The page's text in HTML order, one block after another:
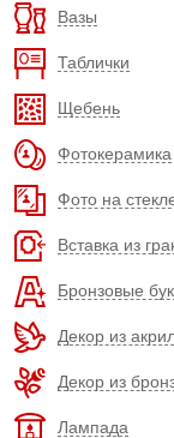
Вазы
Таблички
Щебень
Фотокерамика
Фото на
Вставка из
Бронзовые
Декор из
Декор из
Лампада